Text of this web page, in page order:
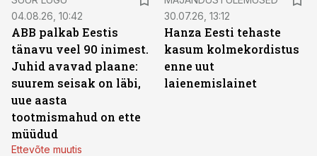
04.08.26, 10:42
ABB palkab Eestis
tänavu veel 90 inimest.
Juhid avavad plaane:
suurem seisak on läbi,
uue aasta
tootmismahud on ette
müüdud
Ettevõte muutis
30.07.26, 13:12
Hanza Eesti tehaste
kasum kolmekordistus
enne uut
laienemislainet